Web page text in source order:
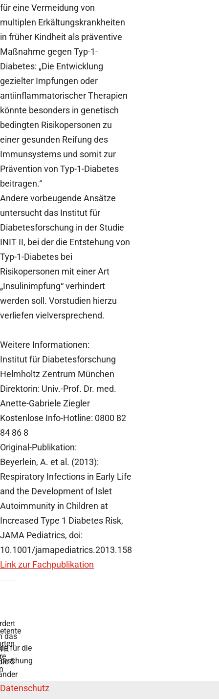
für eine Vermeidung von
multiplen Erkältungskrankheiten
in früher Kindheit als präventive
Maßnahme gegen Typ-1-
Diabetes: „Die Entwicklung
gezielter Impfungen oder
antiinflammatorischer Therapien
könnte besonders in genetisch
bedingten Risikopersonen zu
einer gesunden Reifung des
Immunsystems und somit zur
Prävention von Typ-1-Diabetes
beitragen.“
Andere vorbeugende Ansätze
untersucht das Institut für
Diabetesforschung in der Studie
INIT II, bei der die Entstehung von
Typ-1-Diabetes bei
Risikopersonen mit einer Art
„Insulinimpfung“ verhindert
werden soll. Vorstudien hierzu
verliefen vielversprechend.
Weitere Informationen:
Institut für Diabetesforschung
Helmholtz Zentrum München
Direktorin: Univ.-Prof. Dr. med.
Anette-Gabriele Ziegler
Kostenlose Info-Hotline: 0800 82
84 86 8
Original-Publikation:
Beyerlein, A. et al. (2013):
Respiratory Infections in Early Life
and the Development of Islet
Autoimmunity in Children at
Increased Type 1 Diabetes Risk,
JAMA Pediatrics, doi:
10.1001/jamapediatrics.2013.158
Link zur Fachpublikation
auf
die
das BMFTR